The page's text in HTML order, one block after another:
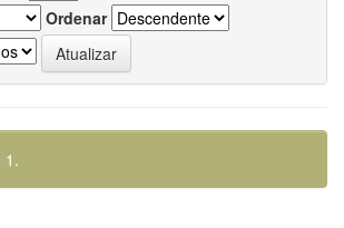
Ordenar
1.